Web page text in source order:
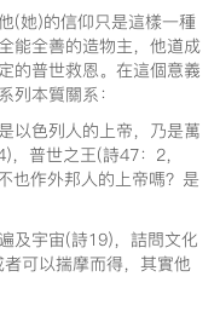
(她)的信仰只是這樣一種
能全善的造物主，他道成
的普世救恩。在這個意義
本質關系：
以色列人的上帝，乃是萬
普世之王(詩47：2，
也作外邦人的上帝嗎？是
及宇宙(詩19)，詰問文化
可以揣摩而得，其實他